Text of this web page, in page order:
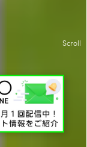
Scroll